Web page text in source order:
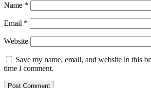
Name *
Email *
Website
Save my name, email, and website in this
time I comment.